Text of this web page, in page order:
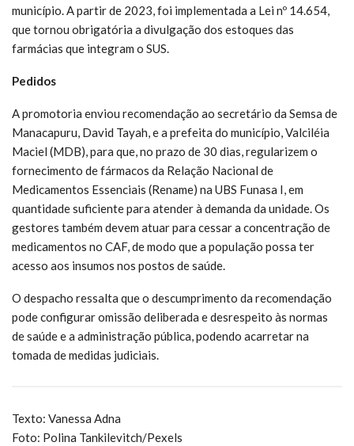
município. A partir de 2023, foi implementada a Lei nº 14.654,
que tornou obrigatória a divulgação dos estoques das
farmácias que integram o SUS.
Pedidos
A promotoria enviou recomendação ao secretário da Semsa de
Manacapuru, David Tayah, e a prefeita do município, Valciléia
Maciel (MDB), para que, no prazo de 30 dias, regularizem o
fornecimento de fármacos da Relação Nacional de
Medicamentos Essenciais (Rename) na UBS Funasa I, em
quantidade suficiente para atender à demanda da unidade. Os
gestores também devem atuar para cessar a concentração de
medicamentos no CAF, de modo que a população possa ter
acesso aos insumos nos postos de saúde.
O despacho ressalta que o descumprimento da recomendação
pode configurar omissão deliberada e desrespeito às normas
de saúde e a administração pública, podendo acarretar na
tomada de medidas judiciais.
Texto: Vanessa Adna
Foto: Polina Tankilevitch/Pexels